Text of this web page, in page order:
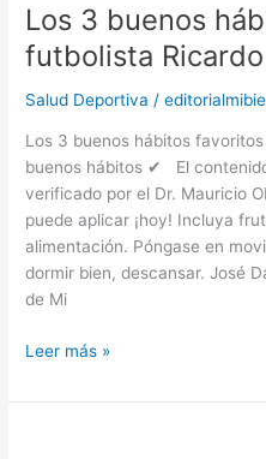
Los 3 buenos
futbolista
Salud Deportiva /
Los 3 buenos hábitos
buenos hábitos ✔ El
verificado por el Dr. Mauricio
puede aplicar ¡hoy! Incluya
alimentación. Póngase en
dormir bien, descansar. José
de Mi
buenos
hábitos
favoritos
del
Ricardo
Blanco
Leer más »